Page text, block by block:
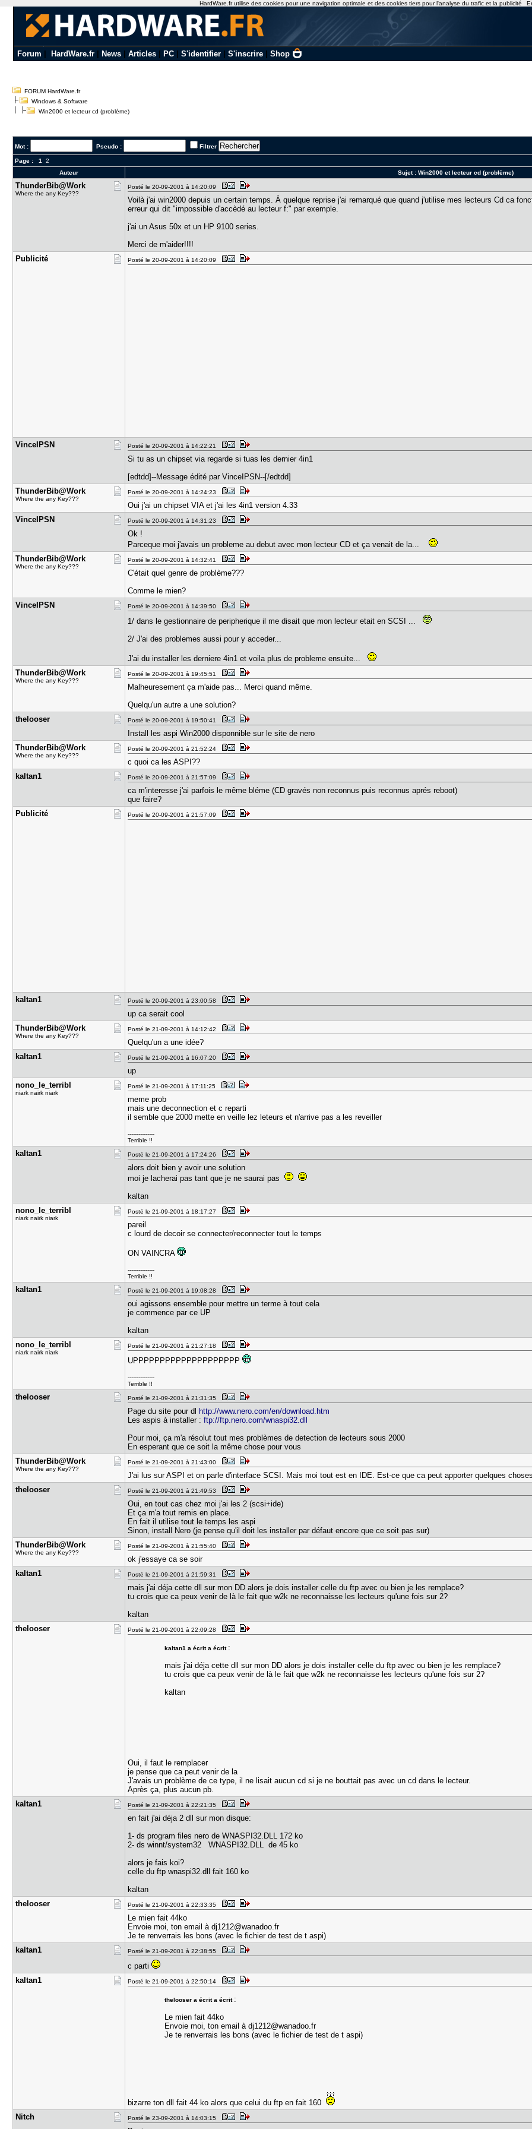
Forum HardWare.fr| News| Articles| PC| S'identifier| S'inscrire| Shop
FORUM HardWare.fr
Windows & Software
Win2000 et lecteur cd (problème)
Mot : Pseudo : Filtrer
Page : 1 2
Auteur
Sujet :Win2000 et lecteur cd (problème)
ThunderBib​@Work
Where the any Key???
Posté le 20-09-2001 à 14:20:09
Voilà j'ai win2000 depuis un certain temps. À quelque reprise j'ai remarqué que quand j'utilise mes lecteurs Cd ca
erreur qui dit "impossible d'accèdé au lecteur f:" par exemple.
j'ai un Asus 50x et un HP 9100 series.
Merci de m'aider!!!!
Publicité
Posté le 20-09-2001 à 14:20:09
VinceIPSN Posté le 20-09-2001 à 14:22:21
Si tu as un chipset via regarde si tuas les dernier 4in1
[edtdd]--Message édité par VinceIPSN--[/edtdd]
ThunderBib​@Work
Where the any Key???
Posté le 20-09-2001 à 14:24:23
Oui j'ai un chipset VIA et j'ai les 4in1 version 4.33
VinceIPSN
Posté le 20-09-2001 à 14:31:23
Ok !
Parceque moi j'avais un probleme au debut avec mon lecteur CD et ça venait de la...
ThunderBib​@Work
Where the any Key???
Posté le 20-09-2001 à 14:32:41
C'était quel genre de problème???
Comme le mien?
VinceIPSN
Posté le 20-09-2001 à 14:39:50
1/ dans le gestionnaire de peripherique il me disait que mon lecteur etait en SCSI ...
2/ J'ai des problemes aussi pour y acceder...
J'ai du installer les derniere 4in1 et voila plus de probleme ensuite...
ThunderBib​@Work
Where the any Key???
Posté le 20-09-2001 à 19:45:51
Malheuresement ça m'aide pas... Merci quand même.
Quelqu'un autre a une solution?
thelooser
Posté le 20-09-2001 à 19:50:41
Install les aspi Win2000 disponnible sur le site de nero
ThunderBib​@Work
Where the any Key???
Posté le 20-09-2001 à 21:52:24
c quoi ca les ASPI??
kaltan1
Posté le 20-09-2001 à 21:57:09
ca m'interesse j'ai parfois le même bléme (CD gravés non reconnus puis reconnus aprés reboot)
que faire?
Publicité
Posté le 20-09-2001 à 21:57:09
kaltan1 Posté le 20-09-2001 à 23:00:58
up ca serait cool
ThunderBib​@Work
Where the any Key???
Posté le 21-09-2001 à 14:12:42
Quelqu'un a une idée?
kaltan1
Posté le 21-09-2001 à 16:07:20
up
nono_le_te​rribl
niark nairk niark
Posté le 21-09-2001 à 17:11:25
meme prob
mais une deconnection et c reparti
il semble que 2000 mette en veille lez leteurs et n'arrive pas a les reveiller
---------------
Terrible !!
kaltan1 Posté le 21-09-2001 à 17:24:26
alors doit bien y avoir une solution
moi je lacherai pas tant que je ne saurai pas
kaltan
nono_le_te​rribl
niark nairk niark
Posté le 21-09-2001 à 18:17:27
pareil
c lourd de decoir se connecter/reconnecter tout le temps
ON VAINCRA
---------------
Terrible !!
kaltan1 Posté le 21-09-2001 à 19:08:28
oui agissons ensemble pour mettre un terme à tout cela
je commence par ce UP
kaltan
nono_le_te​rribl
niark nairk niark
Posté le 21-09-2001 à 21:27:18
UPPPPPPPPPPPPPPPPPPPP
---------------
Terrible !!
thelooser Posté le 21-09-2001 à 21:31:35
Page du site pour dl
http://www.nero.com/en/download.htm
Les aspis à installer :ftp://ftp.nero.com/wnaspi32.dll
Pour moi, ça m'a résolut tout mes problèmes de detection de lecteurs sous 2000
En esperant que ce soit la même chose pour vous
ThunderBib​@Work
Where the any Key???
Posté le 21-09-2001 à 21:43:00
J'ai lus sur ASPI et on parle d'interface SCSI. Mais moi tout est en IDE. Est-ce que ca peut apporter quelques
thelooser
Posté le 21-09-2001 à 21:49:53
Oui, en tout cas chez moi j'ai les 2 (scsi+ide)
Et ça m'a tout remis en place.
En fait il utilise tout le temps les aspi
Sinon, install Nero (je pense qu'il doit les installer par défaut encore que ce soit pas sur)
ThunderBib​@Work
Where the any Key???
Posté le 21-09-2001 à 21:55:40
ok j'essaye ca se soir
kaltan1
Posté le 21-09-2001 à 21:59:31
mais j'ai déja cette dll sur mon DD alors je dois installer celle du ftp avec ou bien je les remplace?
tu crois que ca peux venir de là le fait que w2k ne reconnaisse les lecteurs qu'une fois sur 2?
kaltan
thelooser
Posté le 21-09-2001 à 22:09:28
kaltan1 a écrit a écrit :
mais j'ai déja cette dll sur mon DD alors je dois installer celle du ftp avec ou bien je les remplace?
tu crois que ca peux venir de là le fait que w2k ne reconnaisse les lecteurs qu'une fois sur 2?
kaltan
Oui, il faut le remplacer
je pense que ca peut venir de la
J'avais un problème de ce type, il ne lisait aucun cd si je ne bouttait pas avec un cd dans le lecteur.
Après ça, plus aucun pb.
kaltan1
Posté le 21-09-2001 à 22:21:35
en fait j'ai déja 2 dll sur mon disque:
1- ds program files nero de WNASPI32.DLL 172 ko
2- ds winnt/system32 WNASPI32.DLL de 45 ko
alors je fais koi?
celle du ftp wnaspi32.dll fait 160 ko
kaltan
thelooser
Posté le 21-09-2001 à 22:33:35
Le mien fait 44ko
Envoie moi, ton email à dj1212@wanadoo.fr
Je te renverrais les bons (avec le fichier de test de t aspi)
kaltan1
Posté le 21-09-2001 à 22:38:55
c parti
kaltan1
Posté le 21-09-2001 à 22:50:14
thelooser a écrit a écrit :
Le mien fait 44ko
Envoie moi, ton email à dj1212@wanadoo.fr
Je te renverrais les bons (avec le fichier de test de t aspi)
bizarre ton dll fait 44 ko alors que celui du ftp en fait 160
Nitch
Posté le 23-09-2001 à 14:03:15
HardWare.fr utilise des cookies pour une navigation optimale et des cookies tiers pour l'analyse du trafic et la publicité